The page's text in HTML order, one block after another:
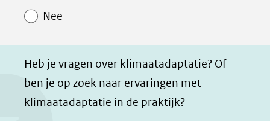
a
b
i
h
t
n
d
Nee
Heb je vragen over klimaatadaptatie? Of
ben je op zoek naar ervaringen met
klimaatadaptatie in de praktijk?